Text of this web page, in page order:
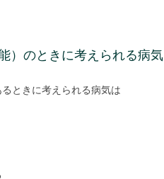
）のときに考えられる病気
ときに考えられる病気は